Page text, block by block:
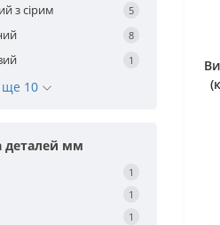
з сірим 5
8
1
ще 10
мм
1
1
1